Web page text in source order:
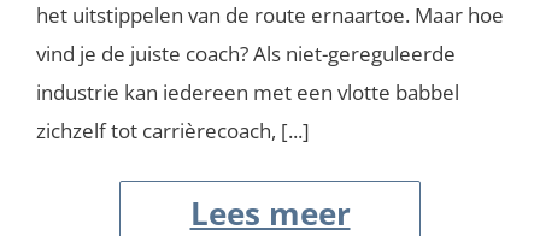
het uitstippelen van de route ernaartoe. Maar hoe
vind je de juiste coach? Als niet-gereguleerde
industrie kan iedereen met een vlotte babbel
zichzelf tot carrièrecoach, [...]
Lees meer